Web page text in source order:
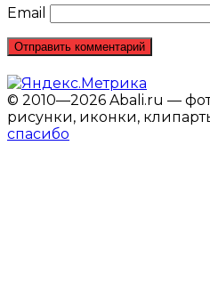
Email
© 2010—2026 Abali.ru —
рисунки, иконки,
спасибо